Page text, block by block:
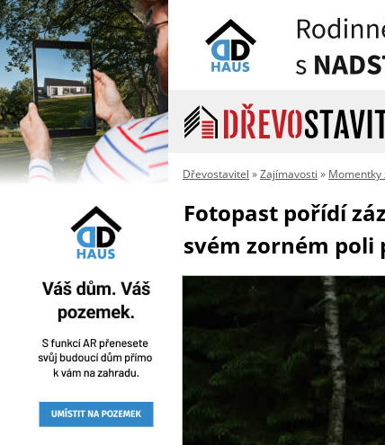
Dřevostavitel »Zajímavosti » Momentky
Fotopast pořídí
svém zorném poli